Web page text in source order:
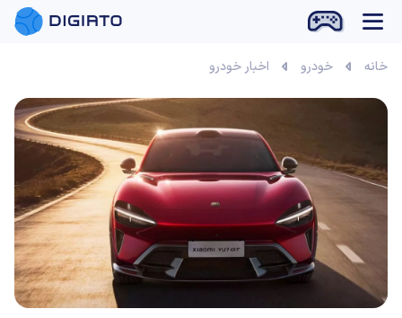
بازی آنلاین
خانه خودرو اخبار خودرو